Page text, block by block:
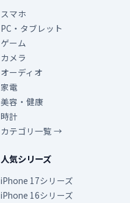
スマホ
PC・タブレット
ゲーム
カメラ
オーディオ
家電
美容・健康
時計
カテゴリ一覧 →
人気シリーズ
iPhone 17シリーズ
iPhone 16シリーズ